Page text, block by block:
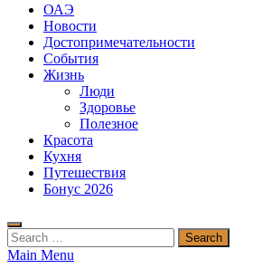
ОАЭ
Новости
Достопримечательности
События
Жизнь
Люди
Здоровье
Полезное
Красота
Кухня
Путешествия
Бонус 2026
Search
for:
Main Menu